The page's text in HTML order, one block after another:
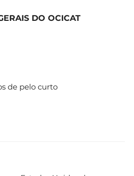
DO OCICAT
de pelo curto